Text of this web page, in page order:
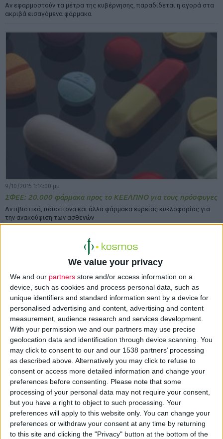
We value your privacy
We and our partners store and/or access information on a
device, such as cookies and process personal data, such as
unique identifiers and standard information sent by a device for
personalised advertising and content, advertising and content
measurement, audience research and services development.
With your permission we and our partners may use precise
geolocation data and identification through device scanning. You
may click to consent to our and our 1538 partners’ processing
as described above. Alternatively you may click to refuse to
consent or access more detailed information and change your
preferences before consenting. Please note that some
processing of your personal data may not require your consent,
but you have a right to object to such processing. Your
preferences will apply to this website only. You can change your
preferences or withdraw your consent at any time by returning
to this site and clicking the "Privacy" button at the bottom of the
Aν εφαρμοστούν τα μέτρα της κυβέρνησης, παραδίδεται η αγορά στα
ακριβά εισαγόμενα φάρμακα
9/10/2015 1:14:00 μμ
ΣΦΕΕ: 20.000 φάρμακα προς το ΚΕΕΛΠΝΟ για τους πρόσφυγες
Αντιβιοτικά, παυσίπονα και άλλα φάρμακα ευρείας κυκλοφορίας για
την ανακούφιση των ασθενών
7/10/2015 1:32:00 μμ
ΤαιριάΖουμε και με ανθρώπους με αναπηρίες
3ήμερο εκδηλώσεων ευαισθητοποίησης κοινού για τη
διαφορετικότητα